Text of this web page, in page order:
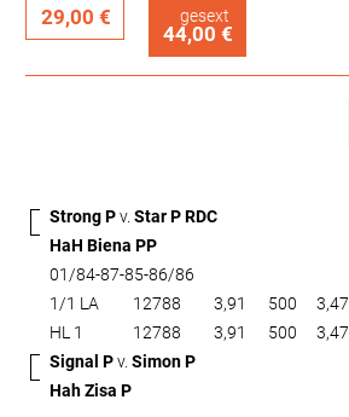
29,00 € gesext
44,00 €
Strong Pv. Star P RDC
HaH Biena PP
01/84-87-85-86/86
1/1 LA
12788 3,91 500 3,47
HL 1
12788 3,91 500 3,47
Signal Pv. Simon P
Hah Zisa P